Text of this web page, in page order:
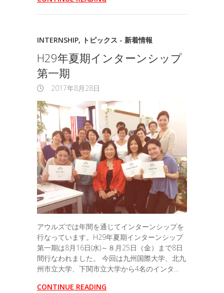
INTERNSHIP, トピックス - 新着情報
H29年夏期インターンシップ
第一期
2017年8月28日
アウルズでは年間を通じてインターンシップを
行なっています。H29年夏期インターンシップ
第一期は8月16日(水)～８月25日（金）まで8日
間行なわれました。 今回は九州国際大学、北九
州市立大学、下関市立大学から4名のインタ…
CONTINUE READING